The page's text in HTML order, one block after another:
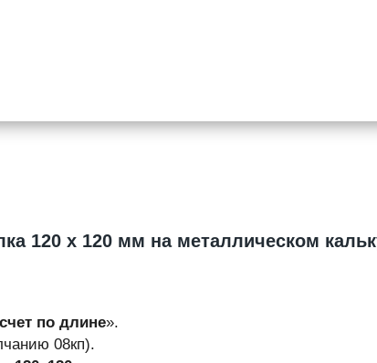
120 х 120 мм на металлическом
по длине».
08кп).